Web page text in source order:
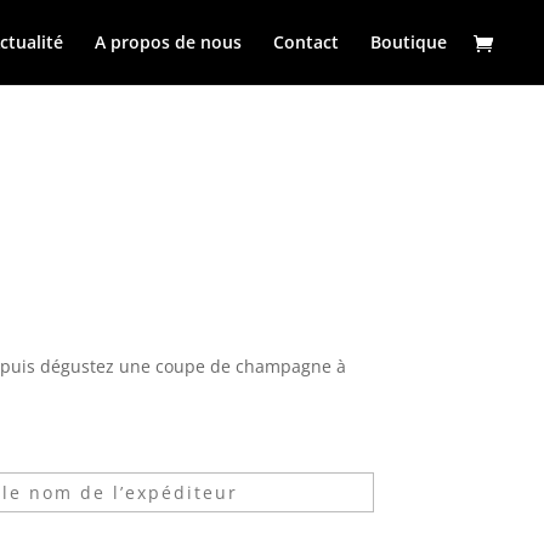
A propos de nous Contact Boutique
dégustez une coupe de champagne à